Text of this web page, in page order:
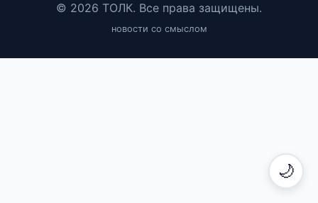
🌙
© 2026 ТОЛК. Все права защищены.
новости со смыслом